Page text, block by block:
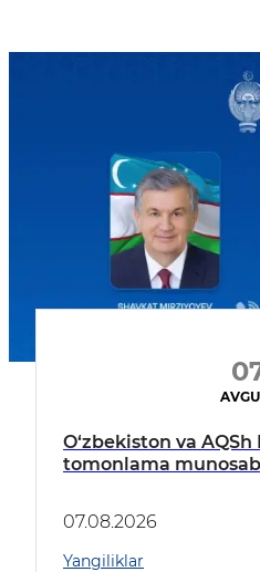
O‘zbekiston va
tomonlama
07.08.2026
Yangiliklar